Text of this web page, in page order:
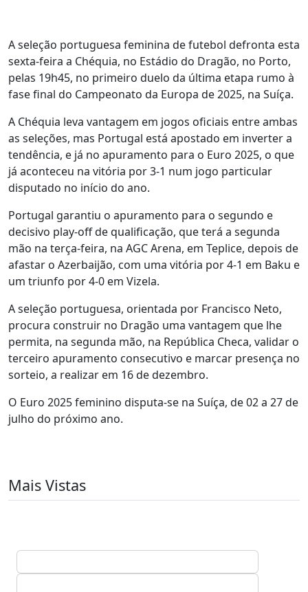
A seleção portuguesa feminina de futebol defronta esta
sexta-feira a Chéquia, no Estádio do Dragão, no Porto,
pelas 19h45, no primeiro duelo da última etapa rumo à
fase final do Campeonato da Europa de 2025, na Suíça.
A Chéquia leva vantagem em jogos oficiais entre ambas
as seleções, mas Portugal está apostado em inverter a
tendência, e já no apuramento para o Euro 2025, o que
já aconteceu na vitória por 3-1 num jogo particular
disputado no início do ano.
Portugal garantiu o apuramento para o segundo e
decisivo play-off de qualificação, que terá a segunda
mão na terça-feira, na AGC Arena, em Teplice, depois de
afastar o Azerbaijão, com uma vitória por 4-1 em Baku e
um triunfo por 4-0 em Vizela.
A seleção portuguesa, orientada por Francisco Neto,
procura construir no Dragão uma vantagem que lhe
permita, na segunda mão, na República Checa, validar o
terceiro apuramento consecutivo e marcar presença no
sorteio, a realizar em 16 de dezembro.
O Euro 2025 feminino disputa-se na Suíça, de 02 a 27 de
julho do próximo ano.
Mais Vistas